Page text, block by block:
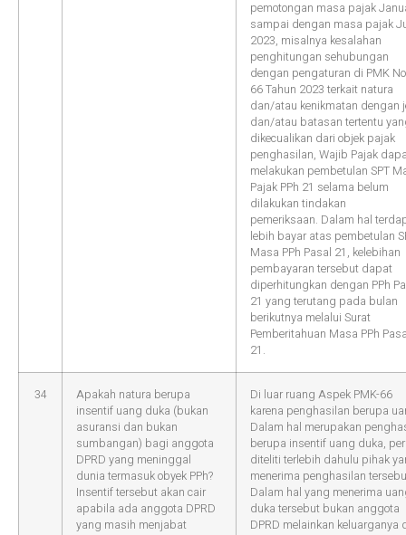
pemotongan masa pajak
sampai dengan masa pajak
2023, misalnya kesalahan
penghitungan sehubungan
dengan pengaturan di PMK
66 Tahun 2023 terkait natura
dan/atau kenikmatan dengan
dan/atau batasan tertentu
dikecualikan dari objek pajak
penghasilan, Wajib Pajak
melakukan pembetulan SPT
Pajak PPh 21 selama belum
dilakukan tindakan
pemeriksaan. Dalam hal
lebih bayar atas pembetulan
Masa PPh Pasal 21, kelebihan
pembayaran tersebut dapat
diperhitungkan dengan PPh
21 yang terutang pada bulan
berikutnya melalui Surat
Pemberitahuan Masa PPh
21.
34
Apakah natura berupa
insentif uang duka (bukan
asuransi dan bukan
sumbangan) bagi anggota
DPRD yang meninggal
dunia termasuk obyek PPh?
Insentif tersebut akan cair
apabila ada anggota DPRD
yang masih menjabat
Di luar ruang Aspek PMK-66
karena penghasilan berupa
Dalam hal merupakan
berupa insentif uang duka,
diteliti terlebih dahulu pihak
menerima penghasilan
Dalam hal yang menerima
duka tersebut bukan anggota
DPRD melainkan keluarganya